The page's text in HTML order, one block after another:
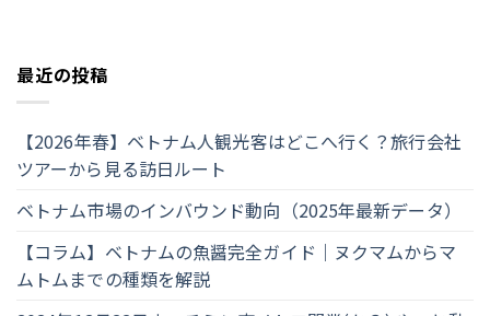
最近の投稿
【2026年春】ベトナム人観光客はどこへ行く？旅行会社
ツアーから見る訪日ルート
ベトナム市場のインバウンド動向（2025年最新データ）
【コラム】ベトナムの魚醤完全ガイド｜ヌクマムからマ
ムトムまでの種類を解説